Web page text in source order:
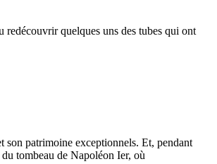
quelques uns des tubes qui ont
son patrimoine exceptionnels. Et, pendant
tombeau de Napoléon Ier, où